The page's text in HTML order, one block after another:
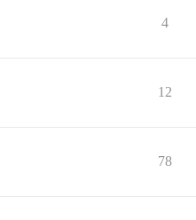
4
12
78